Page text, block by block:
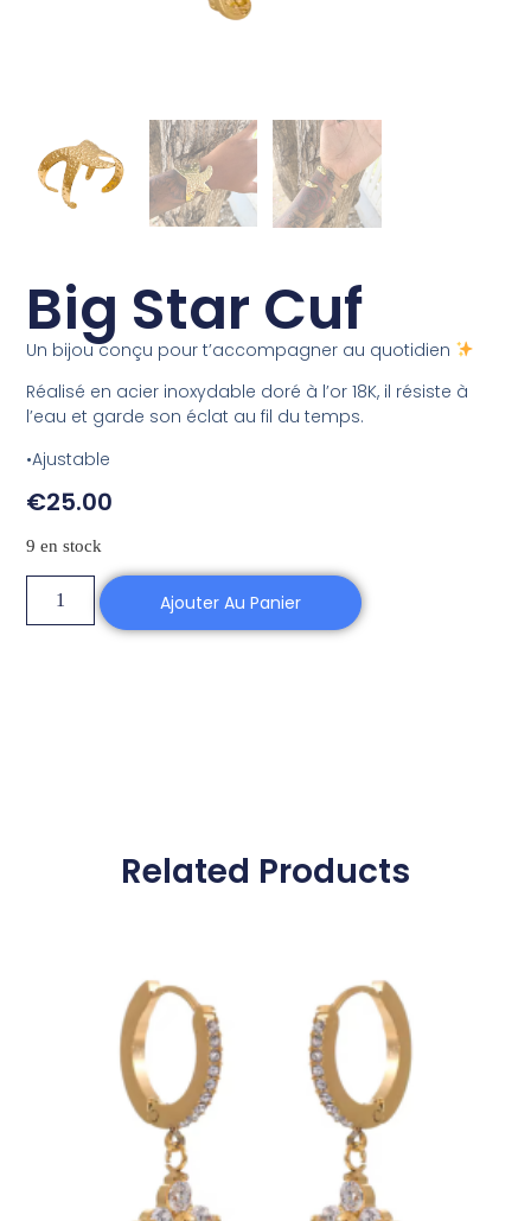
Big Star Cuf
Un bijou conçu pour t’accompagner au quotidien
Réalisé en acier inoxydable doré à l’or 18K, il résiste à
l’eau et garde son éclat au fil du temps.
•Ajustable
€25.00
9 en stock
Ajouter Au Panier
Related Products